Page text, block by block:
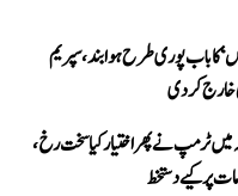
کا باب پوری طرح ہوا بند، سپریم
کر دی
میں ٹرمپ نے پھر اختیار کیا سخت رخ،